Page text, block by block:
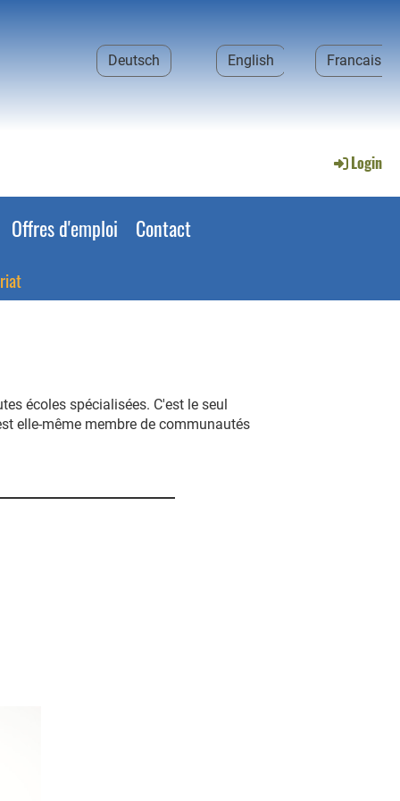
Deutsch English Francais
Login
Offres d'emploi Contact
écoles spécialisées. C'est le seul
elle-même membre de communautés